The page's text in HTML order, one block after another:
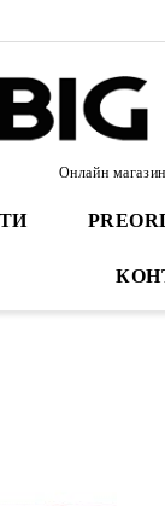
Онлайн